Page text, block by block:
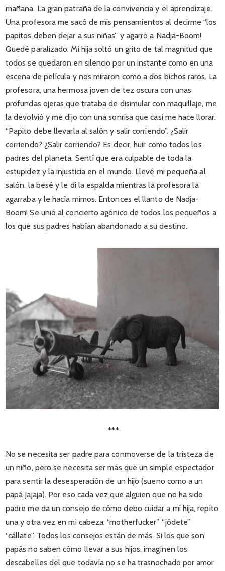
mañana. La gran patraña de la convivencia y el aprendizaje.
Una profesora me sacó de mis pensamientos al decirme “los
papitos deben dejar a sus niñas” y agarró a Nadja-Boom!
Quedé paralizado. Mi hija soltó un grito de tal magnitud que
todos se quedaron en silencio por un instante como en una
escena de película y nos miraron como a dos bichos raros. La
profesora, una hermosa joven de tez oscura con unas
profundas ojeras que trataba de disimular con maquillaje, me
la devolvió y me dijo con una sonrisa que casi me hace llorar:
“Papito debe llevarla al salón y salir corriendo”. ¿Salir
corriendo? ¿Salir corriendo? Es decir, huir como todos los
padres del planeta. Sentí que era culpable de toda la
estupidez y la injusticia en el mundo. Llevé mi pequeña al
salón, la besé y le di la espalda mientras la profesora la
agarraba y le hacía mimos. Entonces el llanto de Nadja-
Boom! Se unió al concierto agónico de todos los pequeños a
los que sus padres habían abandonado a su destino.
***
No se necesita ser padre para conmoverse de la tristeza de
un niño, pero se necesita ser más que un simple espectador
para sentir la desesperación de un hijo (sueno como a un
papá Jajaja). Por eso cada vez que alguien que no ha sido
padre me da un consejo de cómo debo cuidar a mi hija, repito
una y otra vez en mi cabeza: “motherfucker” “jódete”
“cállate”. Todos los consejos están de más. Si los que son
papás no saben cómo llevar a sus hijos, imaginen los
descabelles del que todavía no se ha trasnochado por amor